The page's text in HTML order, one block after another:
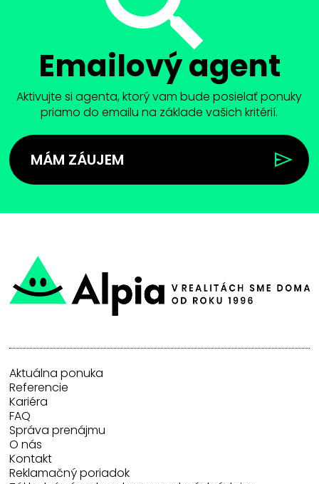
Emailový agent
Aktivujte si agenta, ktorý vam bude posielať ponuky
priamo do emailu na základe vašich kritérií.
MÁM ZÁUJEM
Aktuálna ponuka
Referencie
Kariéra
FAQ
Správa prenájmu
O nás
Kontakt
Reklamačný poriadok